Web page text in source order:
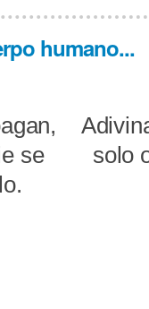
humano...
se
solo